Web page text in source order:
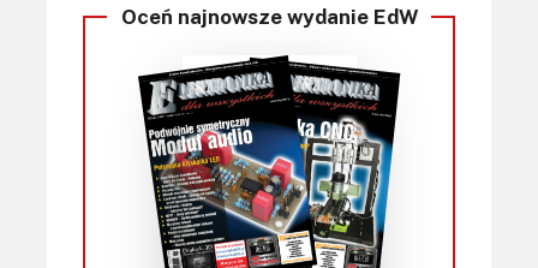
Oceń najnowsze wydanie EdW